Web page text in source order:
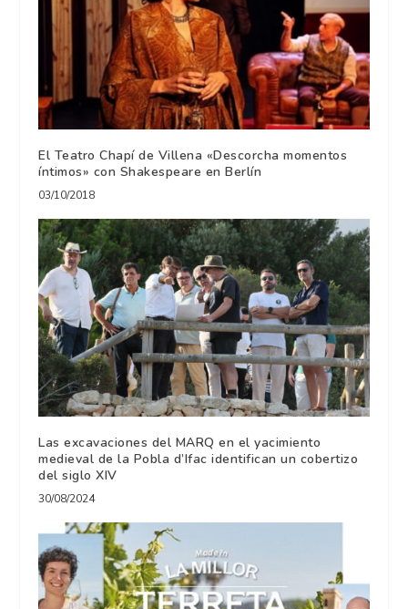
El Teatro Chapí de Villena «Descorcha momentos
íntimos» con Shakespeare en Berlín
03/10/2018
Las excavaciones del MARQ en el yacimiento
medieval de la Pobla d’Ifac identifican un cobertizo
del siglo XIV
30/08/2024